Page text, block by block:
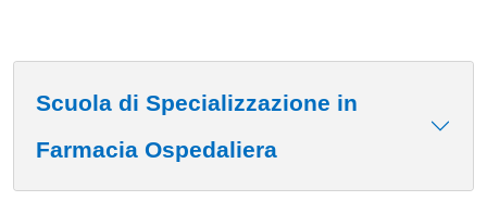
Scuola di Specializzazione in
Farmacia Ospedaliera